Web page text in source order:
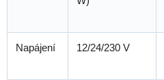
Napájení 12/24/230 V